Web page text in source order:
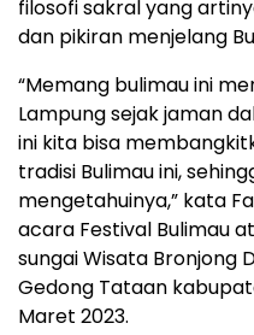
filosofi sakral yang
dan pikiran menjelang
“Memang bulimau ini
Lampung sejak jaman
ini kita bisa
tradisi Bulimau ini,
mengetahuinya,” kata
acara Festival Bulimau
sungai Wisata Bronjong
Gedong Tataan
Maret 2023.